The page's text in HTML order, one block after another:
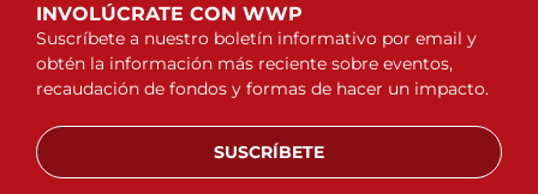
INVOLÚCRATE CON WWP
Suscríbete a nuestro boletín informativo por email y
obtén la información más reciente sobre eventos,
recaudación de fondos y formas de hacer un impacto.
SUSCRÍBETE